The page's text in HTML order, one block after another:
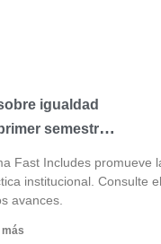
igualdad
semestre
Fast Includes promueve
institucional. Consulte
avances.